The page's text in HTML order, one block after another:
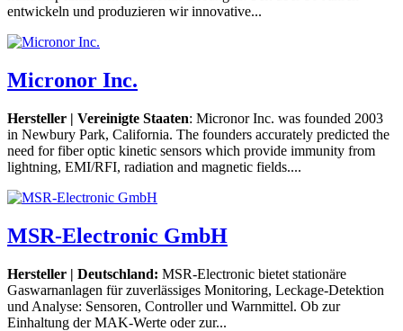
entwickeln und produzieren wir innovative...
Micronor Inc.
Hersteller | Vereinigte Staaten: Micronor Inc. was founded 2003
in Newbury Park, California. The founders accurately predicted the
need for fiber optic kinetic sensors which provide immunity from
lightning, EMI/RFI, radiation and magnetic fields....
MSR-Electronic GmbH
Hersteller | Deutschland: MSR-Electronic bietet stationäre
Gaswarnanlagen für zuverlässiges Monitoring, Leckage-Detektion
und Analyse: Sensoren, Controller und Warnmittel. Ob zur
Einhaltung der MAK-Werte oder zur...